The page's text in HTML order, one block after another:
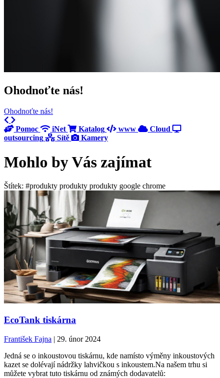
Ohodnoťte nás!
Ohodnoťte nás!
Previous
Pomoc
iNet Katalog www
Cloud
outsourcing
Sítě Kamery
Mohlo by Vás zajímat
Štítek: #produkty produkty produkty google chrome
EcoTank tiskárna
František Fajna | 29. únor 2024
Jedná se o inkoustovou tiskárnu, kde namísto výměny inkoustových
kazet se dolévají nádržky lahvičkou s inkoustem.Na našem trhu si
můžete vybrat tuto tiskárnu od známých dodavatelů: